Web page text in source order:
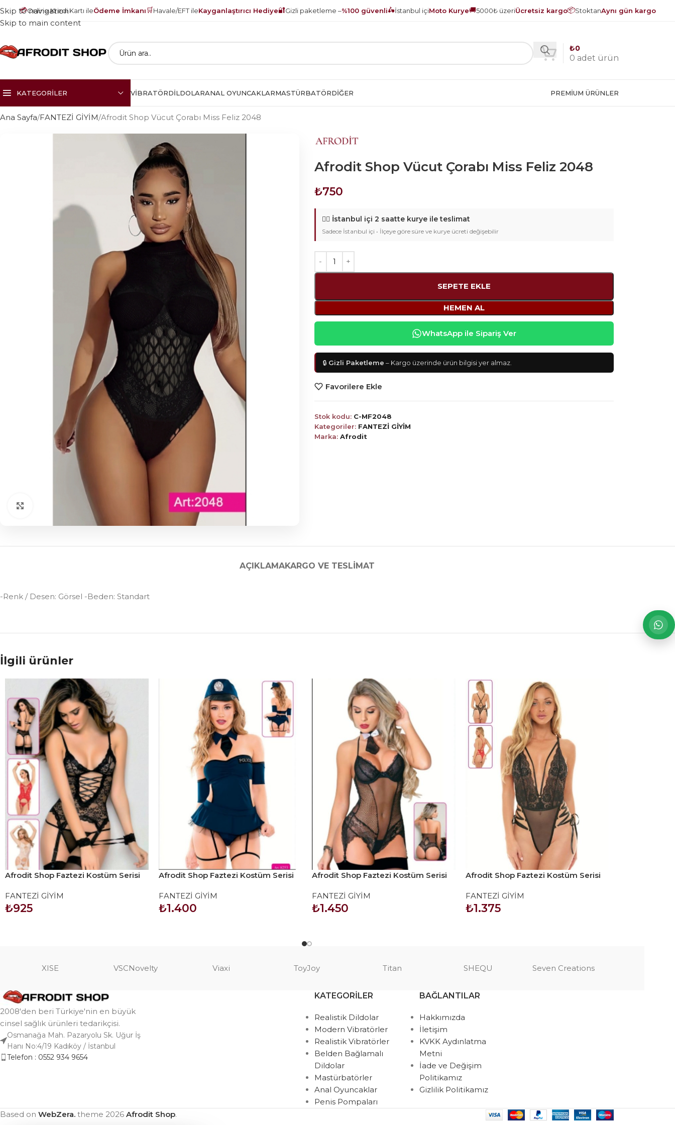
💳Online Kredi Kartı ileÖdeme İmkanı🛒Havale/EFT ileKayganlaştırıcı Hediye🔐Gizli paketleme –%100 güvenli🛵İstanbul içiMoto Kurye🚚5000₺ üzeriÜcretsiz kargo📦StoktanAynı gün kargo
Skip to navigation
Skip to main content
0 adet ürün
₺0
KATEGORILER VIBRATÖRDILDOLARANAL OYUNCAKLARMASTÜRBATÖRDIĞER PREMIUM ÜRÜNLER
Ana Sayfa FANTEZİ GİYİM Afrodit Shop Vücut Çorabı Miss Feliz 2048
Click to enlarge
Afrodit Shop Vücut Çorabı Miss Feliz 2048
₺750
🚴‍♂️ İstanbul içi 2 saatte kurye ile teslimat
Sadece İstanbul içi • İlçeye göre süre ve kurye ücreti değişebilir
SEPETE EKLE
HEMEN AL
WhatsApp ile Sipariş Ver
🔒 Gizli Paketleme – Kargo üzerinde ürün bilgisi yer almaz.
Favorilere Ekle
Stok kodu: C-MF2048
Kategoriler: FANTEZİ GİYİM
Marka: Afrodit
AÇIKLAMAKARGO VE TESLIMAT
-Renk / Desen: Görsel -Beden: Standart
İlgili ürünler
Afrodit Shop Faztezi Kostüm Serisi
FANTEZİ GİYİM
₺925
Afrodit Shop Faztezi Kostüm Serisi
FANTEZİ GİYİM
₺1.400
Afrodit Shop Faztezi Kostüm Serisi
FANTEZİ GİYİM
₺1.450
Afrodit Shop Faztezi Kostüm Serisi
FANTEZİ GİYİM
₺1.375
XISE VSCNovelty Viaxi ToyJoy Titan SHEQU Seven Creations
2008'den beri Türkiye'nin en büyük
cinsel sağlık ürünleri tedarikçisi.
Osmanağa Mah. Pazaryolu Sk. Uğur İş
Hanı No:4/19 Kadıköy / İstanbul
Telefon : 0552 934 9654
KATEGORILER
Realistik Dildolar
Modern Vibratörler
Realistik Vibratörler
Belden Bağlamalı
Dildolar
Mastürbatörler
Anal Oyuncaklar
Penis Pompaları
BAĞLANTILAR
Hakkımızda
İletişim
KVKK Aydınlatma
Metni
İade ve Değişim
Politikamız
Gizlilik Politikamız
Based on WebZera. theme 2026 Afrodit Shop.